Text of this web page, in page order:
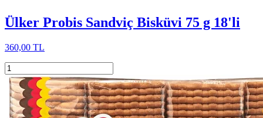
Ülker Probis Sandviç Bisküvi 75 g 18'li
360,00 TL